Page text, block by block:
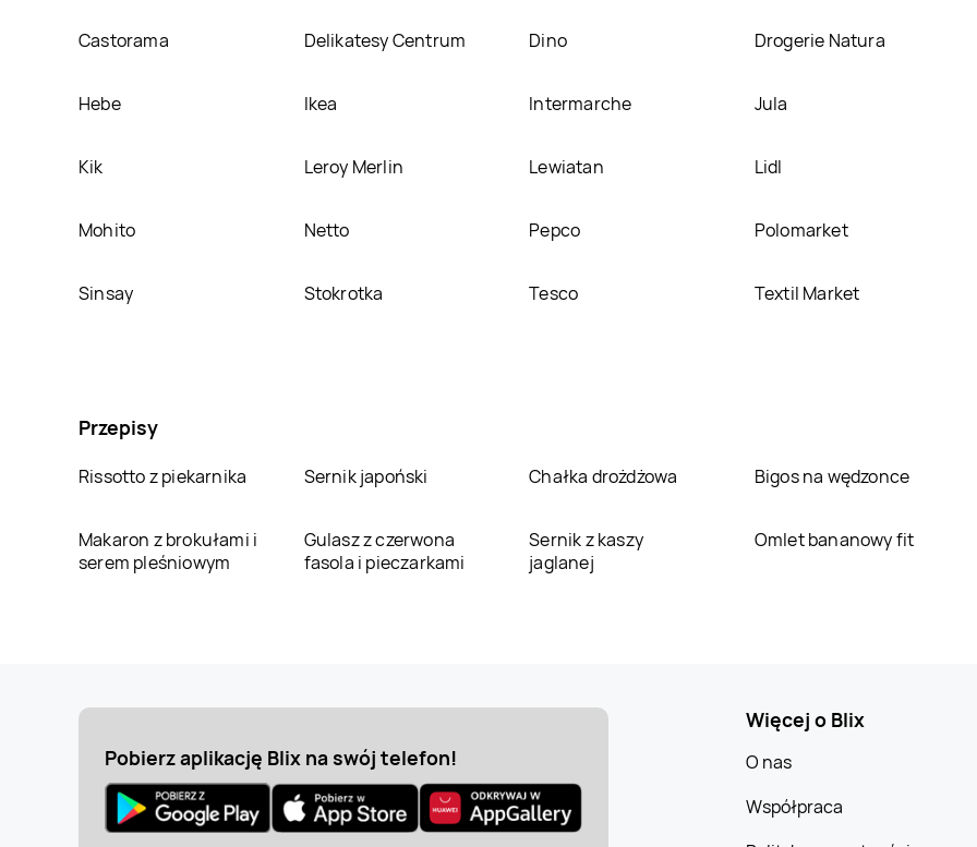
Castorama Delikatesy Centrum Dino Drogerie Natura
Hebe Ikea Intermarche Jula
Kik Leroy Merlin Lewiatan Lidl
Mohito Netto Pepco Polomarket
Sinsay Stokrotka Tesco Textil Market
Przepisy
Rissotto z piekarnika Sernik japoński Chałka drożdżowa Bigos na wędzonce
Makaron z brokułami i
serem pleśniowym
Gulasz z czerwona
fasola i pieczarkami
Sernik z kaszy
jaglanej
Omlet bananowy fit
Pobierz aplikację Blix na swój telefon!
Więcej o Blix
O nas
Współpraca